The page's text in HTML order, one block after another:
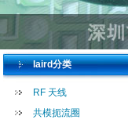
laird分类
RF 天线
共模扼流圈